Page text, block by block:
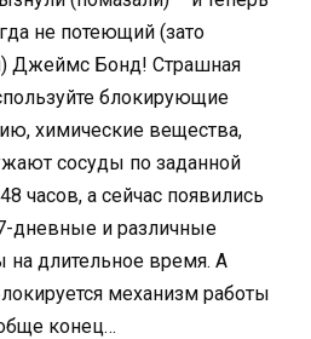
не потеющий (зато
Джеймс Бонд! Страшная
блокирующие
химические вещества,
сосуды по заданной
часов, а сейчас появились
дневные и различные
длительное время. А
механизм работы
конец…